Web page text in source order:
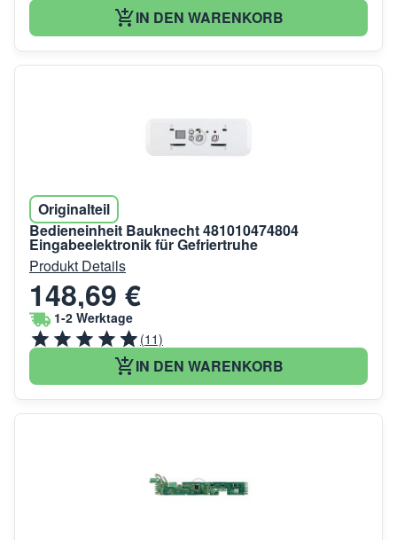
IN DEN WARENKORB
Originalteil
Bedieneinheit Bauknecht 481010474804
Eingabeelektronik für Gefriertruhe
Produkt Details
148,69 €
1-2 Werktage
(11)
IN DEN WARENKORB